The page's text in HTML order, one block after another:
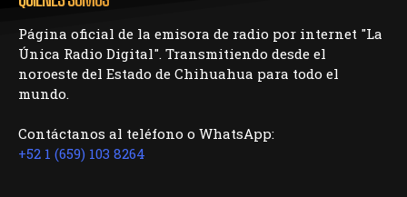
Página oficial de la emisora de radio por internet "La
Única Radio Digital". Transmitiendo desde el
noroeste del Estado de Chihuahua para todo el
mundo.
Contáctanos al teléfono o WhatsApp:
+52 1 (659) 103 8264